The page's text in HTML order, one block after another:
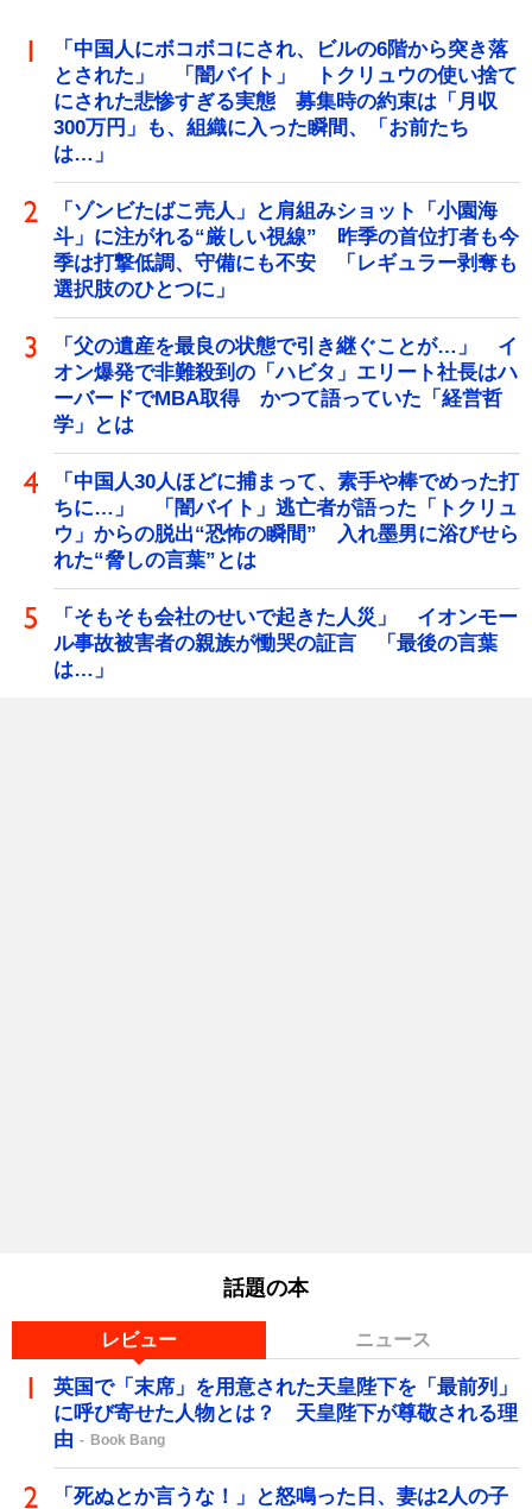
「中国人にボコボコにされ、ビルの6階から突き落
とされた」 「闇バイト」 トクリュウの使い捨て
にされた悲惨すぎる実態 募集時の約束は「月収
300万円」も、組織に入った瞬間、「お前たち
は…」
「ゾンビたばこ売人」と肩組みショット「小園海
斗」に注がれる“厳しい視線” 昨季の首位打者も今
季は打撃低調、守備にも不安 「レギュラー剥奪も
選択肢のひとつに」
「父の遺産を最良の状態で引き継ぐことが…」 イ
オン爆発で非難殺到の「ハビタ」エリート社長はハ
ーバードでMBA取得 かつて語っていた「経営哲
学」とは
「中国人30人ほどに捕まって、素手や棒でめった打
ちに…」 「闇バイト」逃亡者が語った「トクリュ
ウ」からの脱出“恐怖の瞬間” 入れ墨男に浴びせら
れた“脅しの言葉”とは
「そもそも会社のせいで起きた人災」 イオンモー
ル事故被害者の親族が慟哭の証言 「最後の言葉
は…」
話題の本
レビュー ニュース
英国で「末席」を用意された天皇陛下を「最前列」
に呼び寄せた人物とは？ 天皇陛下が尊敬される理
由
Book Bang
「死ぬとか言うな！」と怒鳴った日、妻は2人の子